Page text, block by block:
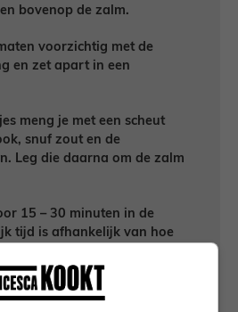
bovenop de zalm.
voorzichtig met de
en zet apart in een
meng je met een scheut
snuf zout en de
Leg die daarna om de zalm
15 – 30 minuten in de
tijd is afhankelijk van hoe
al voldoende om deze
zorg er wel voor dat de